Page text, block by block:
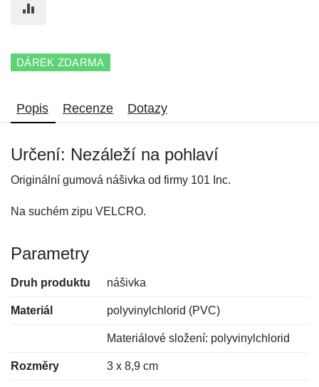
DÁREK ZDARMA
Popis Recenze Dotazy
Určení: Nezáleží na pohlaví
Originální gumová nášivka od firmy 101 Inc.
Na suchém zipu VELCRO.
Parametry
Druh produktu nášivka
Materiál polyvinylchlorid (PVC)
Materiálové složení: polyvinylchlorid
Rozměry 3 x 8,9 cm